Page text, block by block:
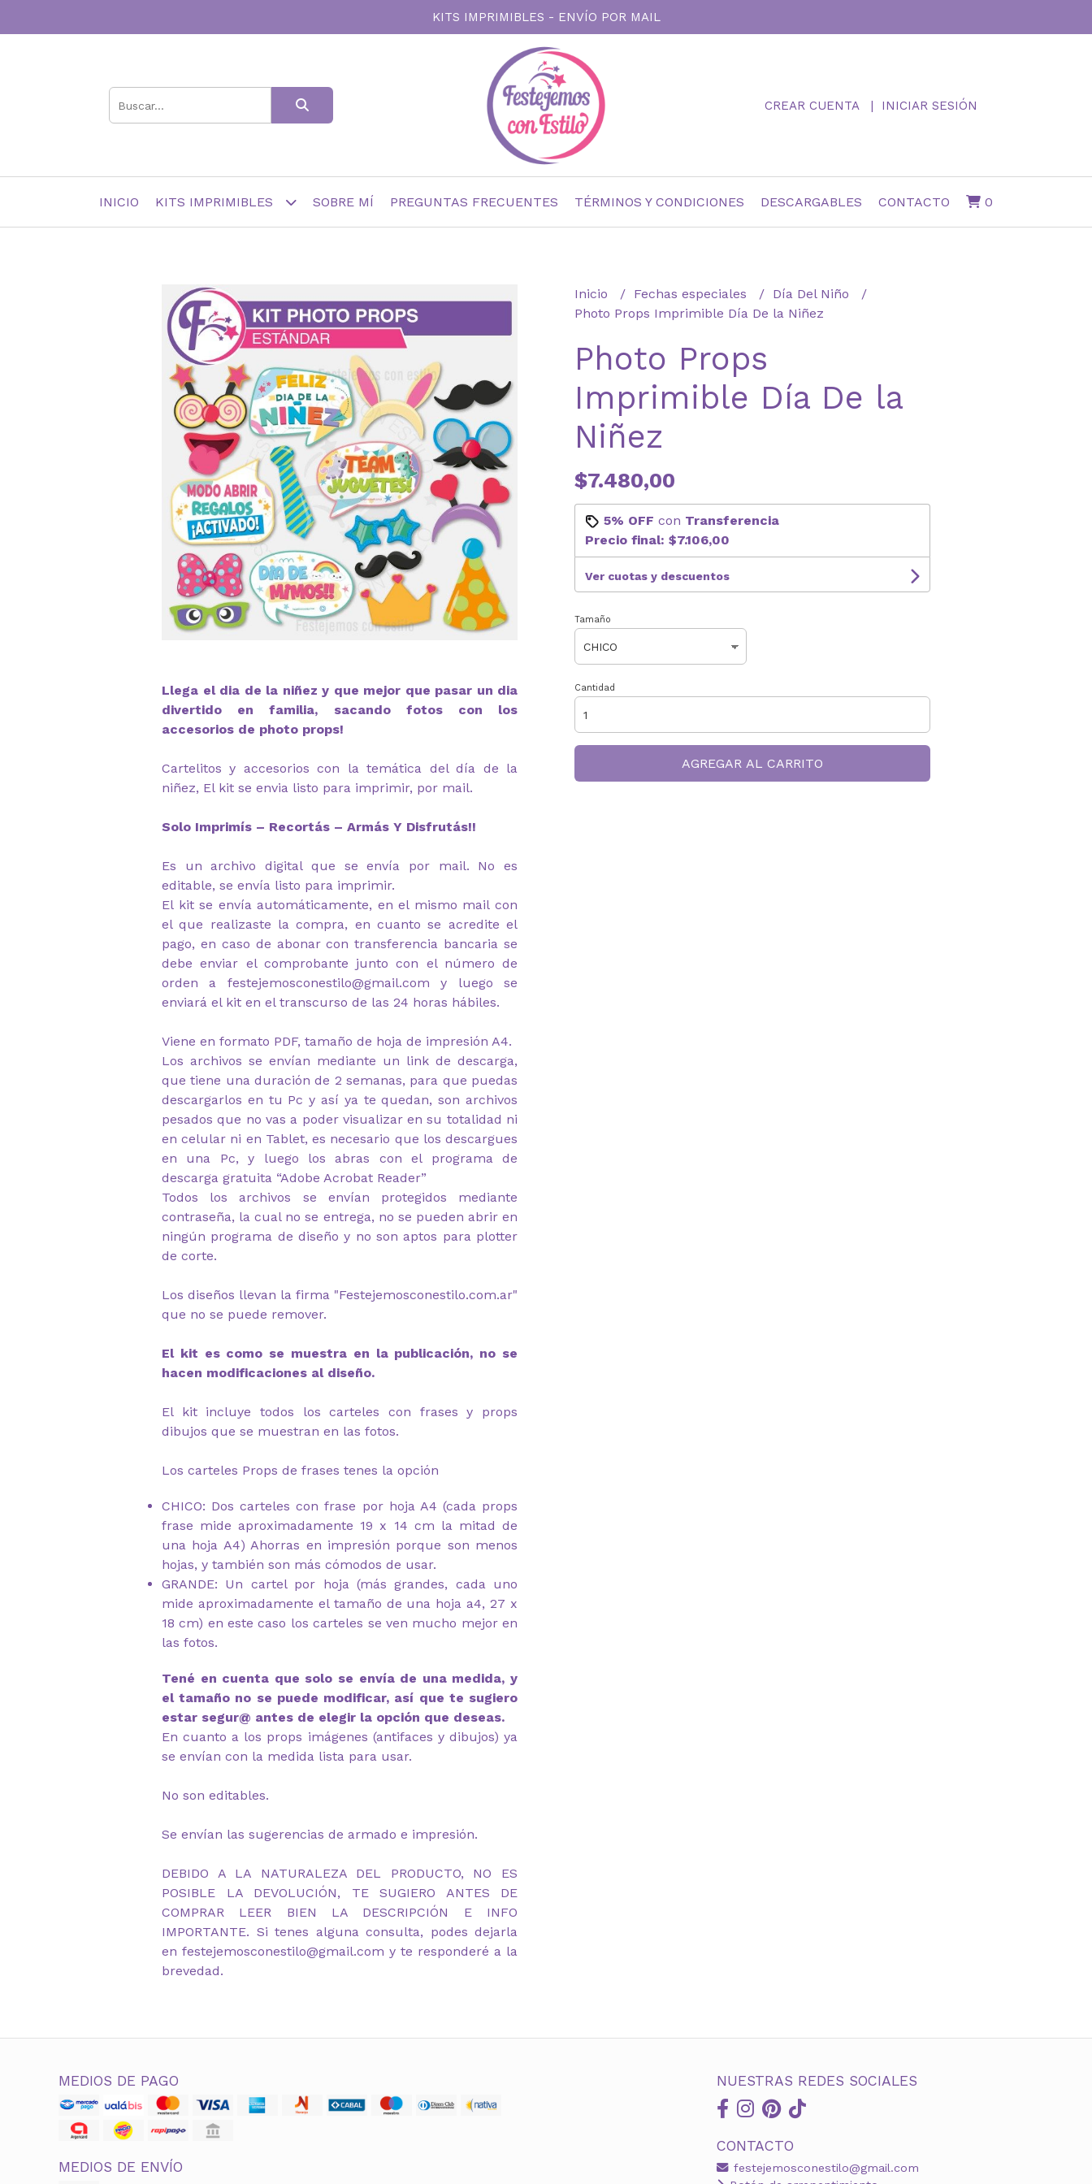
KITS IMPRIMIBLES - ENVÍO POR MAIL
CREAR CUENTA INICIAR SESIÓN
INICIO KITS IMPRIMIBLES SOBRE MÍ PREGUNTAS FRECUENTES TÉRMINOS Y CONDICIONES DESCARGABLES CONTACTO 0
Llega el dia de la niñez y que mejor que pasar un dia
divertido en familia, sacando fotos con los
accesorios de photo props!
Cartelitos y accesorios con la temática del día de la
niñez, El kit se envia listo para imprimir, por mail.
Solo Imprimís – Recortás – Armás Y Disfrutás!!
Es un archivo digital que se envía por mail. No es
editable, se envía listo para imprimir.
El kit se envía automáticamente, en el mismo mail con
el que realizaste la compra, en cuanto se acredite el
pago, en caso de abonar con transferencia bancaria se
debe enviar el comprobante junto con el número de
orden a festejemosconestilo@gmail.com y luego se
enviará el kit en el transcurso de las 24 horas hábiles.
Viene en formato PDF, tamaño de hoja de impresión A4.
Los archivos se envían mediante un link de descarga,
que tiene una duración de 2 semanas, para que puedas
descargarlos en tu Pc y así ya te quedan, son archivos
pesados que no vas a poder visualizar en su totalidad ni
en celular ni en Tablet, es necesario que los descargues
en una Pc, y luego los abras con el programa de
descarga gratuita “Adobe Acrobat Reader”
Todos los archivos se envían protegidos mediante
contraseña, la cual no se entrega, no se pueden abrir en
ningún programa de diseño y no son aptos para plotter
de corte.
Los diseños llevan la firma "Festejemosconestilo.com.ar"
que no se puede remover.
El kit es como se muestra en la publicación, no se
hacen modificaciones al diseño.
El kit incluye todos los carteles con frases y props
dibujos que se muestran en las fotos.
Los carteles Props de frases tenes la opción
CHICO: Dos carteles con frase por hoja A4 (cada props
frase mide aproximadamente 19 x 14 cm la mitad de
una hoja A4) Ahorras en impresión porque son menos
hojas, y también son más cómodos de usar.
GRANDE: Un cartel por hoja (más grandes, cada uno
mide aproximadamente el tamaño de una hoja a4, 27 x
18 cm) en este caso los carteles se ven mucho mejor en
las fotos.
Tené en cuenta que solo se envía de una medida, y
el tamaño no se puede modificar, así que te sugiero
estar segur@ antes de elegir la opción que deseas.
En cuanto a los props imágenes (antifaces y dibujos) ya
se envían con la medida lista para usar.
No son editables.
Se envían las sugerencias de armado e impresión.
DEBIDO A LA NATURALEZA DEL PRODUCTO, NO ES
POSIBLE LA DEVOLUCIÓN, TE SUGIERO ANTES DE
COMPRAR LEER BIEN LA DESCRIPCIÓN E INFO
IMPORTANTE. Si tenes alguna consulta, podes dejarla
en festejemosconestilo@gmail.com y te responderé a la
brevedad.
Inicio Fechas especiales
Día Del Niño
Photo Props Imprimible Día De la Niñez
Photo Props
Imprimible Día De la
Niñez
$7.480,00
5% OFF con Transferencia
Precio final: $7.106,00
Ver cuotas y descuentos
Tamaño
Cantidad
AGREGAR AL CARRITO
MEDIOS DE PAGO
MEDIOS DE ENVÍO
NUESTRAS REDES SOCIALES
CONTACTO
festejemosconestilo@gmail.com